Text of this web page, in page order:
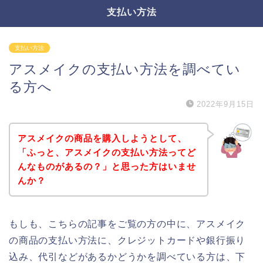
支払い方法
支払い方法
アスメイクの支払い方法を調べてい
る方へ
2022年9月15日
アスメイクの商品を購入しようとして、
「ふっと、アスメイクの支払い方法ってど
んなものがあるの？」と思った方はいませ
んか？
もしも、こちらの記事をご覧の方の中に、アスメイク
の商品の支払い方法に、クレジットカードや銀行振り
込み、代引などがあるかどうかを調べている方は、下